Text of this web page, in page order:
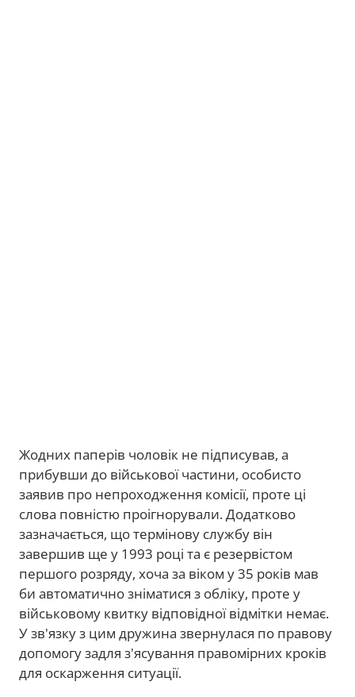
Жодних паперів чоловік не підписував, а
прибувши до військової частини, особисто
заявив про непроходження комісії, проте ці
слова повністю проігнорували. Додатково
зазначається, що термінову службу він
завершив ще у 1993 році та є резервістом
першого розряду, хоча за віком у 35 років мав
би автоматично зніматися з обліку, проте у
військовому квитку відповідної відмітки немає.
У зв'язку з цим дружина звернулася по правову
допомогу задля з'ясування правомірних кроків
для оскарження ситуації.